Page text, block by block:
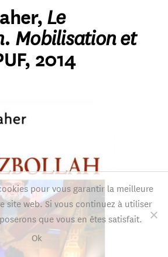
Le
Mobilisation et
2014
pour vous garantir la meilleure
site web. Si vous continuez à utiliser
que vous en êtes satisfait.
Ok